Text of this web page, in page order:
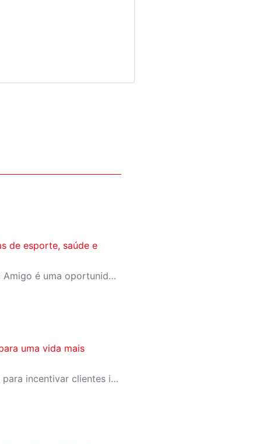
de esporte, saúde e
A campanha Convide um Amigo é uma oportunidade para reunir amigos para aproveitar juntos toda a estrutura da unidade SESI-SP mais próxima. Os benefícios para clientes e convidados estão no regulamento.
uma vida mais
SESI-SP lança campanha para incentivar clientes inativos a retomarem a prática de atividades físicas, esporte e lazer com benefícios exclusivos